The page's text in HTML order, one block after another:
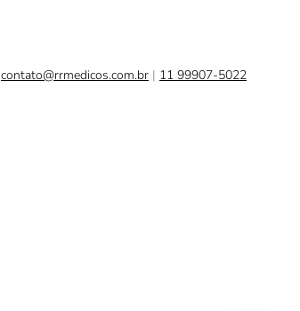
contato@rrmedicos.com.br | 11 99907-5022